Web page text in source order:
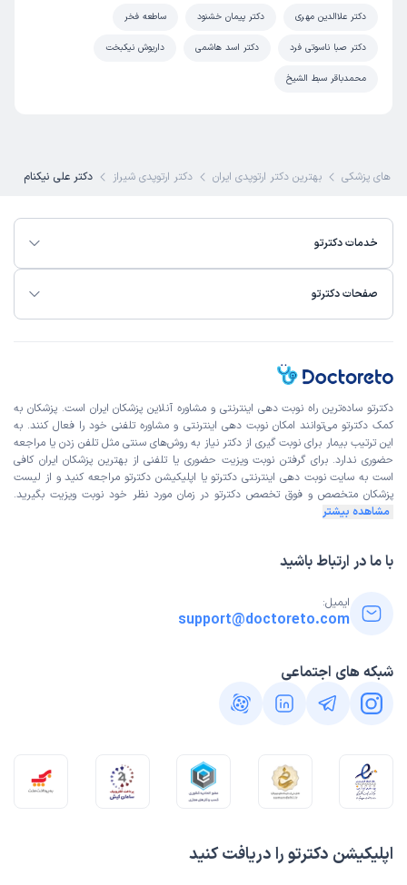
مرتضی
نوبت مطب از دکترتو
ثریا
نوبت مطب از دکترتو
این پزشک را پیشنهاد میکنم
زمان انتظار:
1405/03/31
)
این پزشک را پیشنهاد میکنم
آقای دکتر با صبر وحوصله می‌نماید پزشک کاربلد و خبره هست
علت مراجعه:
شهین
این پزشک را پیشنهاد میکنم
بسیار راضی بودم
علت مراجعه: کمردرد و گردن‌درد ناشی از مشکلات اسکلتی
محمد حسین
1405/03/17
)
محیطی آرام و منشی خوش برخورد
دکتر علاالدین مهری دکتر پیمان خشنود ساطعه فخر
دکتر صبا ناسوتی فرد دکتر اسد هاشمی داریوش نیکبخت
محمدباقر سبط الشیخ
های پزشکی بهترین دکتر ارتوپدی ایران دکتر ارتوپدی شیراز دکتر علی نیکنام
خدمات دکترتو
صفحات دکترتو
اپلیکیشن دکترتو را دریافت کنید
دکترتو ساده‌ترین راه نوبت‌ دهی اینترنتی و مشاوره آنلاین پزشکان ایران است. پزشکان به
کمک دکترتو می‌توانند امکان نوبت دهی اینترنتی و مشاوره تلفنی خود را فعال کنند. به
این ترتیب بیمار برای نوبت گیری از دکتر نیاز به روش‌های سنتی مثل تلفن زدن یا مراجعه
حضوری ندارد. برای گرفتن نوبت ویزیت حضوری یا تلفنی از بهترین پزشکان ایران کافی
است به سایت نوبت دهی اینترنتی دکترتو یا اپلیکیشن دکترتو مراجعه کنید و از لیست
پزشکان متخصص و فوق تخصص دکترتو در زمان مورد نظر خود نوبت ویزیت بگیرید.
مشاهده بیشتر
با ما در ارتباط باشید
ایمیل:
support@doctoreto.com
شبکه های اجتماعی